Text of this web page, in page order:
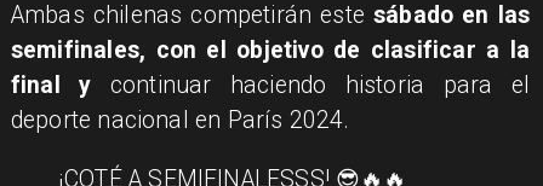
Ambas chilenas competirán este sábado en las
semifinales, con el objetivo de clasificar a la
final y continuar haciendo historia para el
deporte nacional en París 2024.
¡COTÉ A SEMIFINALESSS! 😎🔥🔥